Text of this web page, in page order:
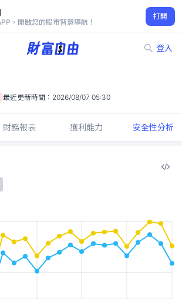
，開啟您的股市智慧導航！
打開
登入
40.65
0.12%
最近更新時間： 2026/08/07 05:30
財務報表 獲利能力 安全性分析